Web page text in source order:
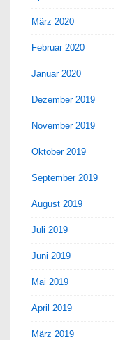
März 2020
Februar 2020
Januar 2020
Dezember 2019
November 2019
Oktober 2019
September 2019
August 2019
Juli 2019
Juni 2019
Mai 2019
April 2019
März 2019